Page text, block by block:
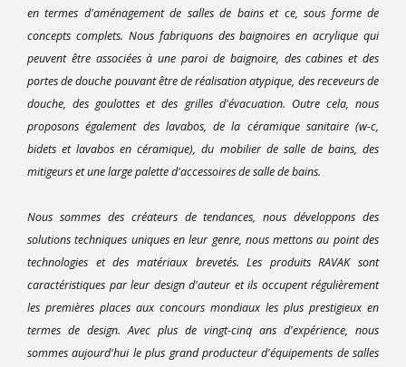
en termes d'aménagement de salles de bains et ce, sous forme de
concepts complets. Nous fabriquons des baignoires en acrylique qui
peuvent être associées à une paroi de baignoire, des cabines et des
portes de douche pouvant être de réalisation atypique, des receveurs de
douche, des goulottes et des grilles d'évacuation. Outre cela, nous
proposons également des lavabos, de la céramique sanitaire (w-c,
bidets et lavabos en céramique), du mobilier de salle de bains, des
mitigeurs et une large palette d'accessoires de salle de bains.
Nous sommes des créateurs de tendances, nous développons des
solutions techniques uniques en leur genre, nous mettons au point des
technologies et des matériaux brevetés. Les produits RAVAK sont
caractéristiques par leur design d'auteur et ils occupent régulièrement
les premières places aux concours mondiaux les plus prestigieux en
termes de design. Avec plus de vingt-cinq ans d'expérience, nous
sommes aujourd'hui le plus grand producteur d'équipements de salles